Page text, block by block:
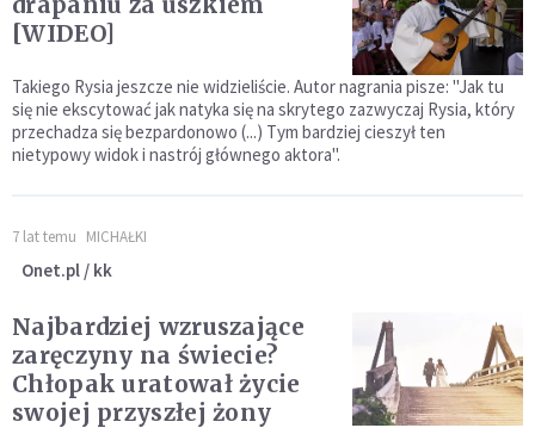
[WIDEO]
Takiego Rysia jeszcze nie widzieliście. Autor nagrania pisze: "Jak tu
się nie ekscytować jak natyka się na skrytego zazwyczaj Rysia, który
przechadza się bezpardonowo (...) Tym bardziej cieszył ten
nietypowy widok i nastrój głównego aktora".
7 lat temu MICHAŁKI
Onet.pl / kk
Najbardziej wzruszające
zaręczyny na świecie?
Chłopak uratował życie
swojej przyszłej żony